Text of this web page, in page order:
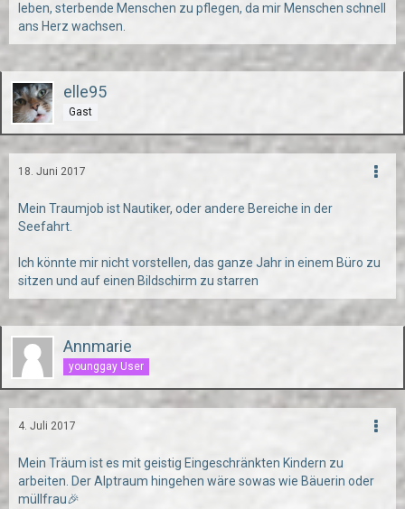
leben, sterbende Menschen zu pflegen, da mir Menschen schnell
ans Herz wachsen.
elle95
Gast
18. Juni 2017
Mein Traumjob ist Nautiker, oder andere Bereiche in der
Seefahrt.
Ich könnte mir nicht vorstellen, das ganze Jahr in einem Büro zu
sitzen und auf einen Bildschirm zu starren
Annmarie
younggay User
4. Juli 2017
Mein Träum ist es mit geistig Eingeschränkten Kindern zu
arbeiten. Der Alptraum hingehen wäre sowas wie Bäuerin oder
müllfrau🎉